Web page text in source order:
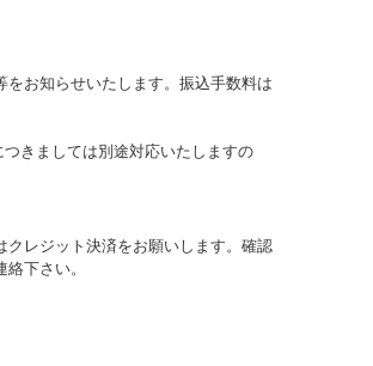
お知らせいたします。振込手数料は
きましては別途対応いたしますの
レジット決済をお願いします。確認
下さい。